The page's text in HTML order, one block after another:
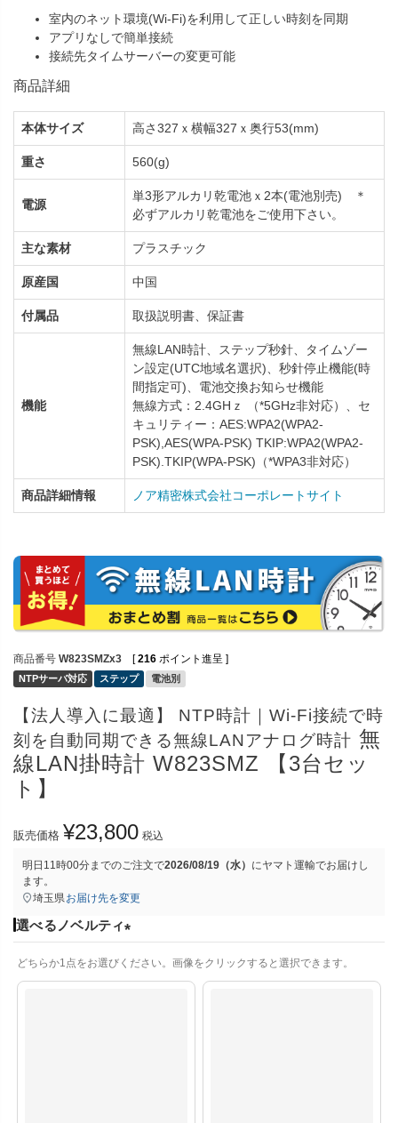
室内のネット環境(Wi-Fi)を利用して正しい時刻を同期
アプリなしで簡単接続
接続先タイムサーバーの変更可能
商品詳細
本体サイズ 高さ327ｘ横幅327ｘ奥行53(mm)
重さ 560(g)
電源
単3形アルカリ乾電池ｘ2本(電池別売) ＊
必ずアルカリ乾電池をご使用下さい。
主な素材 プラスチック
原産国 中国
付属品 取扱説明書、保証書
機能
無線LAN時計、ステップ秒針、タイムゾー
ン設定(UTC地域名選択)、秒針停止機能(時
間指定可)、電池交換お知らせ機能
無線方式：2.4GHｚ （*5GHz非対応）、セ
キュリティー：AES:WPA2(WPA2-
PSK),AES(WPA-PSK) TKIP:WPA2(WPA2-
PSK).TKIP(WPA-PSK)（*WPA3非対応）
商品詳細情報 ノア精密株式会社コーポレートサイト
商品番号 W823SMZx3 [ 216 ポイント進呈 ]
NTPサーバ対応 ステップ 電池別
【法人導入に最適】 NTP時計｜Wi-Fi接続で時
刻を自動同期できる無線LANアナログ時計 無
線LAN掛時計 W823SMZ 【3台セッ
ト】
販売価格 ¥23,800 税込
明日 11時00分までのご注文で2026/08/19（水） にヤマト運輸でお届けし
ます。
埼玉県 お届け先を変更
選べるノベルティ
必
どちらか1点をお選びください。画像をクリックすると選択できます。